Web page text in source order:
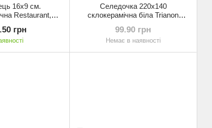
16х9 см.
Restaurant,
грн
Селедочка 220х140
склокерамічна біла Trianon
99.90 грн
Немає в наявності